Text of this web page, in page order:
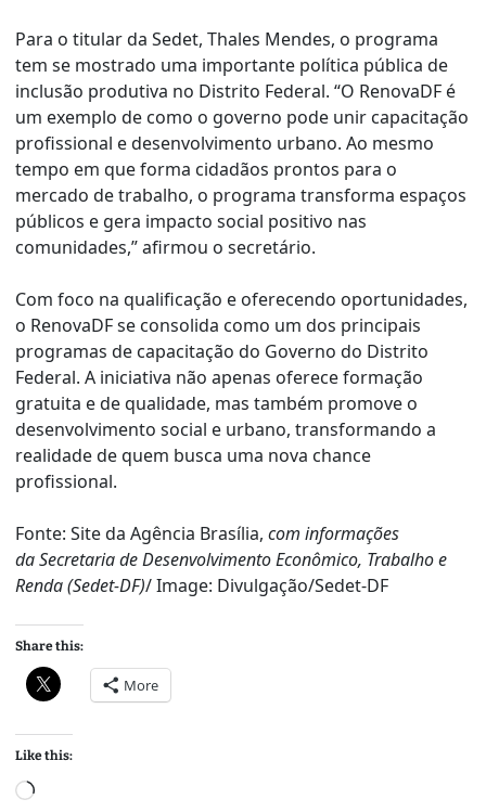
Para o titular da Sedet, Thales Mendes, o programa
tem se mostrado uma importante política pública de
inclusão produtiva no Distrito Federal. “O RenovaDF é
um exemplo de como o governo pode unir capacitação
profissional e desenvolvimento urbano. Ao mesmo
tempo em que forma cidadãos prontos para o
mercado de trabalho, o programa transforma espaços
públicos e gera impacto social positivo nas
comunidades,” afirmou o secretário.
Com foco na qualificação e oferecendo oportunidades,
o RenovaDF se consolida como um dos principais
programas de capacitação do Governo do Distrito
Federal. A iniciativa não apenas oferece formação
gratuita e de qualidade, mas também promove o
desenvolvimento social e urbano, transformando a
realidade de quem busca uma nova chance
profissional.
Fonte: Site da Agência Brasília, com informações
da Secretaria de Desenvolvimento Econômico, Trabalho e
Renda (Sedet-DF)/ Image: Divulgação/Sedet-DF
Share this:
More
Like this:
L